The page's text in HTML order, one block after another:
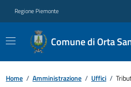
Regione Piemonte
Comune di Orta
Home / Amministrazione / Uffici /